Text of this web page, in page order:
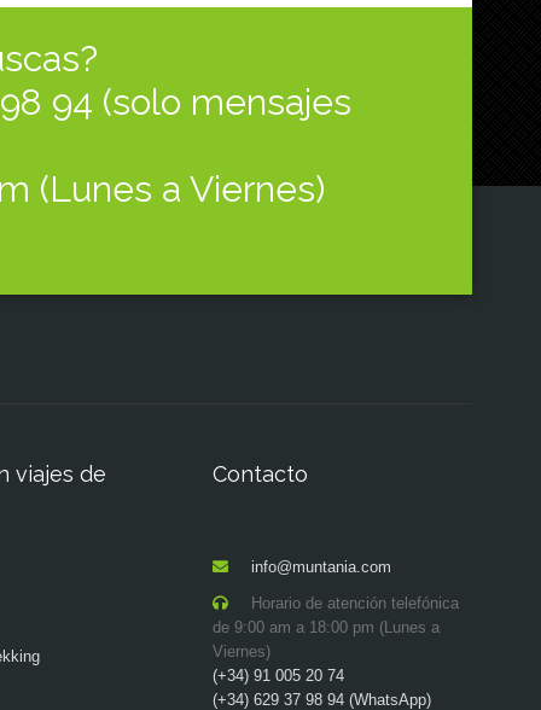
94 (solo mensajes
(Lunes a Viernes)
viajes de Contacto
info@muntania.com
Horario de atención telefónica
de 9:00 am a 18:00 pm (Lunes a
Viernes)
(+34) 91 005 20 74
(+34) 629 37 98 94 (WhatsApp)